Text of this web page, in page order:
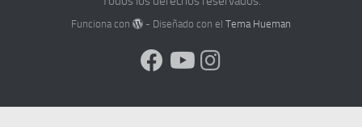
Funciona con - Diseñado con elTema Hueman